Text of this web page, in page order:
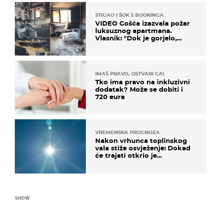
STIGAO I ŠOK S BOOKINGA
VIDEO Gošća izazvala požar
luksuznog apartmana.
Vlasnik: "Dok je gorjelo,
IMAŠ PRAVO, OSTVARI GA!
Tko ima pravo na inkluzivni
dodatak? Može se dobiti i
720 eura
VREMENSKA PROGNOZA
Nakon vrhunca toplinskog
vala stiže osvježenje: Dokad
će trajati otkrio je
SHOW